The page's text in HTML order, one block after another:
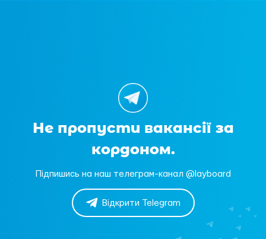
Не пропусти вакансії за
кордоном.
Підпишись на наш телеграм-канал @layboard
Відкрити Telegram